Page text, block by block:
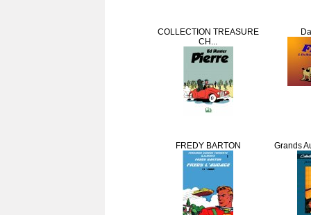
COLLECTION TREASURE
CH...
FREDY BARTON Grands